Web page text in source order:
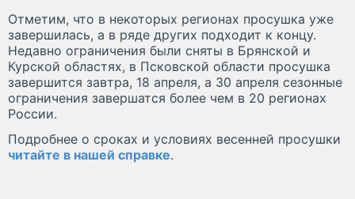
Отметим, что в некоторых регионах просушка уже
завершилась, а в ряде других подходит к концу.
Недавно ограничения были сняты в Брянской и
Курской областях, в Псковской области просушка
завершится завтра, 18 апреля, а 30 апреля сезонные
ограничения завершатся более чем в 20 регионах
России.
Подробнее о сроках и условиях весенней просушки
читайте в нашей справке.